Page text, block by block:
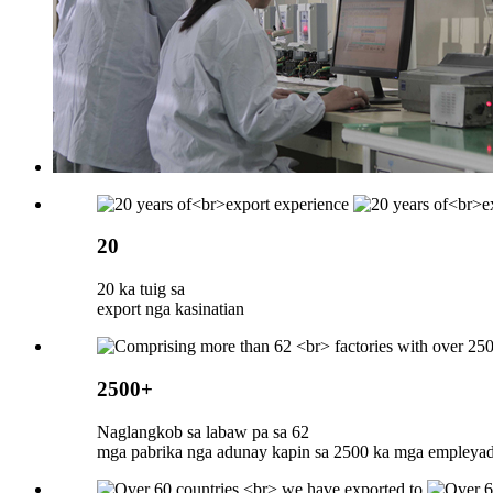
20
20 ka tuig sa
export nga kasinatian
2500+
Naglangkob sa labaw pa sa 62
mga pabrika nga adunay kapin sa 2500 ka mga